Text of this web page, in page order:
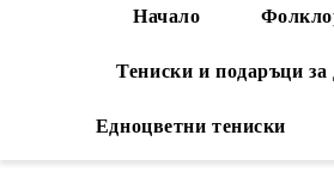
Начало
Тениски и подаръци за
Едноцветни тениски